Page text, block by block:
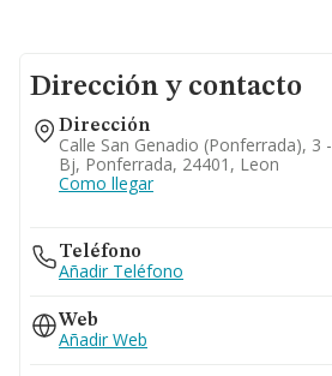
Dirección y contacto
Dirección
Calle San Genadio (ponferrada), 3 -
Bj, Ponferrada, 24401, Leon
Como llegar
Teléfono
Añadir Teléfono
Web
Añadir Web